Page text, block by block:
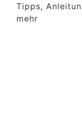
Tipps,
mehr